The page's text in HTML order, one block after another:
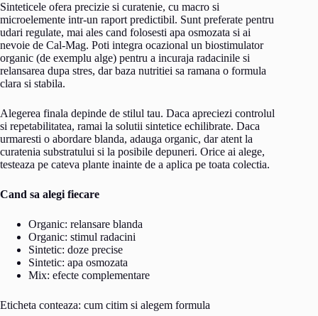
Sinteticele ofera precizie si curatenie, cu macro si
microelemente intr-un raport predictibil. Sunt preferate pentru
udari regulate, mai ales cand folosesti apa osmozata si ai
nevoie de Cal-Mag. Poti integra ocazional un biostimulator
organic (de exemplu alge) pentru a incuraja radacinile si
relansarea dupa stres, dar baza nutritiei sa ramana o formula
clara si stabila.
Alegerea finala depinde de stilul tau. Daca apreciezi controlul
si repetabilitatea, ramai la solutii sintetice echilibrate. Daca
urmaresti o abordare blanda, adauga organic, dar atent la
curatenia substratului si la posibile depuneri. Orice ai alege,
testeaza pe cateva plante inainte de a aplica pe toata colectia.
Cand sa alegi fiecare
Organic: relansare blanda
Organic: stimul radacini
Sintetic: doze precise
Sintetic: apa osmozata
Mix: efecte complementare
Eticheta conteaza: cum citim si alegem formula